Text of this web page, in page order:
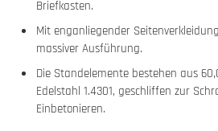
Briefkasten.
Mit enganliegender
massiver Ausführung.
Die Standelemente bestehen aus
Edelstahl 1.4301, geschliffen zur
Einbetonieren.